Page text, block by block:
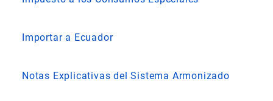
Importar a Ecuador
Notas Explicativas del Sistema Armonizado